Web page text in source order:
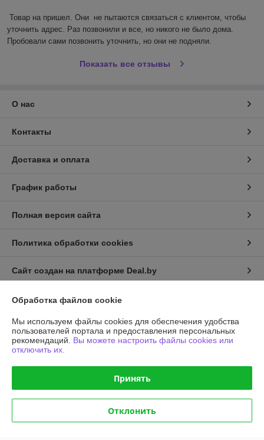
Товар на пришел. Они  не пытаются связаться с клиентом, чтобы
уточнить адрес. Раз позвонили и все, но никого не было дома.
Пробовали сами позвонить уточнить, но они не подняли.
Показать все отзывы
О нас
Контакты
Доставка и оплата
График работы
Полная версия сайта
Политика обработки cookies
Сайт создан на платформе Deal.by
Информация для покупателя
Юридическое лицо:Общество с ограниченной ответственностью
220055, г. Минск, проезд Масюковщина, д. 4, каб. 37
УНП: 192786651
Обработка файлов cookie
Мы используем файлы cookies для обеспечения удобства
пользователей портала и предоставления персональных
рекомендаций. Вы можете настроить файлы cookies или
отключить их.
Принять
Отклонить